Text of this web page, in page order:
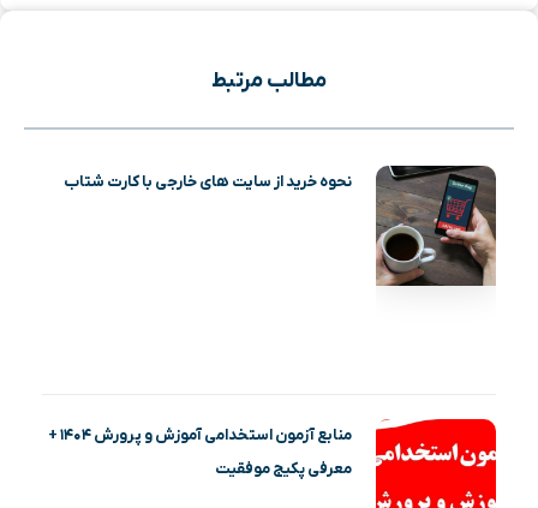
مطالب مرتبط
نحوه خرید از سایت های خارجی با کارت شتاب
منابع آزمون استخدامی آموزش و پرورش ۱۴۰۴ +
معرفی پکیج موفقیت